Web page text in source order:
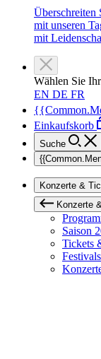
Überschreiten
mit unseren
mit
Wählen Sie
EN DE FR
Einkaufskorb
Suche
Konzerte &
Konzerte
Saison
Tickets